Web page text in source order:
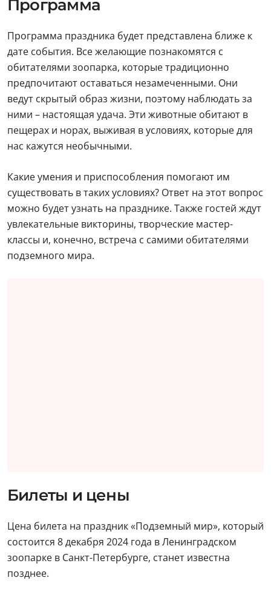
Программа
Программа праздника будет представлена ближе к
дате события. Все желающие познакомятся с
обитателями зоопарка, которые традиционно
предпочитают оставаться незамеченными. Они
ведут скрытый образ жизни, поэтому наблюдать за
ними – настоящая удача. Эти животные обитают в
пещерах и норах, выживая в условиях, которые для
нас кажутся необычными.
Какие умения и приспособления помогают им
существовать в таких условиях? Ответ на этот вопрос
можно будет узнать на празднике. Также гостей ждут
увлекательные викторины, творческие мастер-
классы и, конечно, встреча с самими обитателями
подземного мира.
Билеты и цены
Цена билета на праздник «Подземный мир», который
состоится 8 декабря 2024 года в Ленинградском
зоопарке в Санкт-Петербурге, станет известна
позднее.